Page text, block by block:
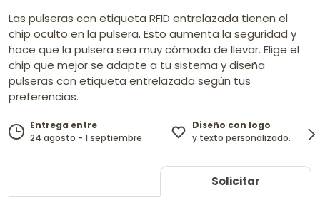
Las pulseras con etiqueta RFID entrelazada tienen el
chip oculto en la pulsera. Esto aumenta la seguridad y
hace que la pulsera sea muy cómoda de llevar. Elige el
chip que mejor se adapte a tu sistema y diseña
pulseras con etiqueta entrelazada según tus
preferencias.
Entrega entre
24 agosto - 1 septiembre
Diseño con logo
y texto personalizado.
Solicitar